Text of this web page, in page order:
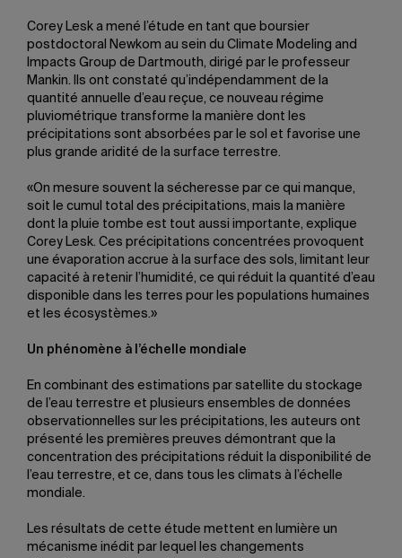
Corey Lesk a mené l’étude en tant que boursier
postdoctoral Newkom au sein du Climate Modeling and
Impacts Group de Dartmouth, dirigé par le professeur
Mankin. Ils ont constaté qu’indépendamment de la
quantité annuelle d’eau reçue, ce nouveau régime
pluviométrique transforme la manière dont les
précipitations sont absorbées par le sol et favorise une
plus grande aridité de la surface terrestre.
«On mesure souvent la sécheresse par ce qui manque,
soit le cumul total des précipitations, mais la manière
dont la pluie tombe est tout aussi importante, explique
Corey Lesk. Ces précipitations concentrées provoquent
une évaporation accrue à la surface des sols, limitant leur
capacité à retenir l’humidité, ce qui réduit la quantité d’eau
disponible dans les terres pour les populations humaines
et les écosystèmes.»
Un phénomène à l’échelle mondiale
En combinant des estimations par satellite du stockage
de l’eau terrestre et plusieurs ensembles de données
observationnelles sur les précipitations, les auteurs ont
présenté les premières preuves démontrant que la
concentration des précipitations réduit la disponibilité de
l’eau terrestre, et ce, dans tous les climats à l’échelle
mondiale.
Les résultats de cette étude mettent en lumière un
mécanisme inédit par lequel les changements